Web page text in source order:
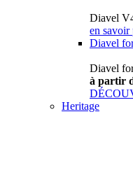
Diavel
en savoir
Diavel
Diavel
à partir
Heritage